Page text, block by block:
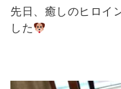
先日、癒しのヒロイ
した